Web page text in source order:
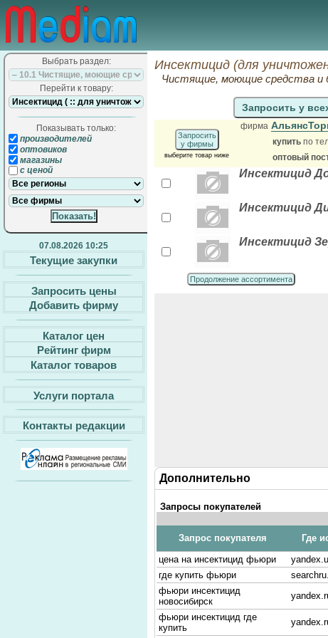
Выбрать раздел:
Перейти к товару:
Показывать только:
производителей
оптовиков
магазины
с ценой
07.08.2026 10:25
Текущие закупки
Запросить цены
Добавить фирму
Каталог цен
Рейтинг фирм
Каталог товаров
Услуги портала
Контакты редакции
Инсектицид (для
Чистящие, моющие средства и
Запросить у
Запросить
у фирмы
выберите товар ниже
фирма
купить по
оптовый
Инсектицид
Инсектицид
Инсектицид
Продолжение ассортимента
Дополнительно
Запросы покупателей
Запрос покупателя Где
цена на инсектицид фьюри
где купить фьюри
фьюри инсектицид
новосибирск
фьюри инсектицид где
купить